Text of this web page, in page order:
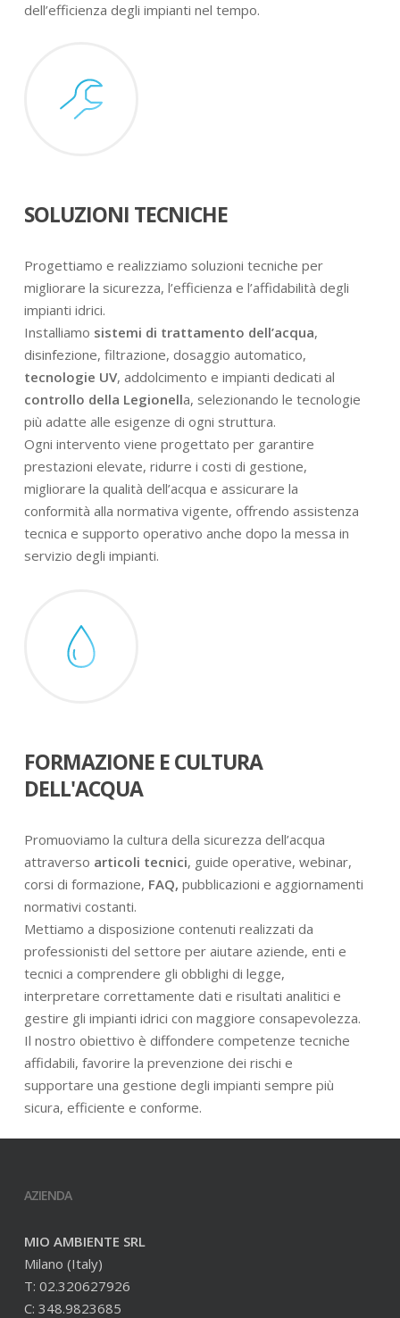
dell’efficienza degli impianti nel tempo.
SOLUZIONI TECNICHE
Progettiamo e realizziamo soluzioni tecniche per
migliorare la sicurezza, l’efficienza e l’affidabilità degli
impianti idrici.
Installiamo sistemi di trattamento dell’acqua,
disinfezione, filtrazione, dosaggio automatico,
tecnologie UV, addolcimento e impianti dedicati al
controllo della Legionella, selezionando le tecnologie
più adatte alle esigenze di ogni struttura.
Ogni intervento viene progettato per garantire
prestazioni elevate, ridurre i costi di gestione,
migliorare la qualità dell’acqua e assicurare la
conformità alla normativa vigente, offrendo assistenza
tecnica e supporto operativo anche dopo la messa in
servizio degli impianti.
FORMAZIONE E CULTURA
DELL'ACQUA
Promuoviamo la cultura della sicurezza dell’acqua
attraverso articoli tecnici, guide operative, webinar,
corsi di formazione, FAQ, pubblicazioni e aggiornamenti
normativi costanti.
Mettiamo a disposizione contenuti realizzati da
professionisti del settore per aiutare aziende, enti e
tecnici a comprendere gli obblighi di legge,
interpretare correttamente dati e risultati analitici e
gestire gli impianti idrici con maggiore consapevolezza.
Il nostro obiettivo è diffondere competenze tecniche
affidabili, favorire la prevenzione dei rischi e
supportare una gestione degli impianti sempre più
sicura, efficiente e conforme.
AZIENDA
MIO AMBIENTE SRL
Milano (Italy)
T: 02.320627926
C: 348.9823685